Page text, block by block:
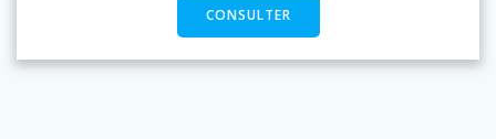
CONSULTER